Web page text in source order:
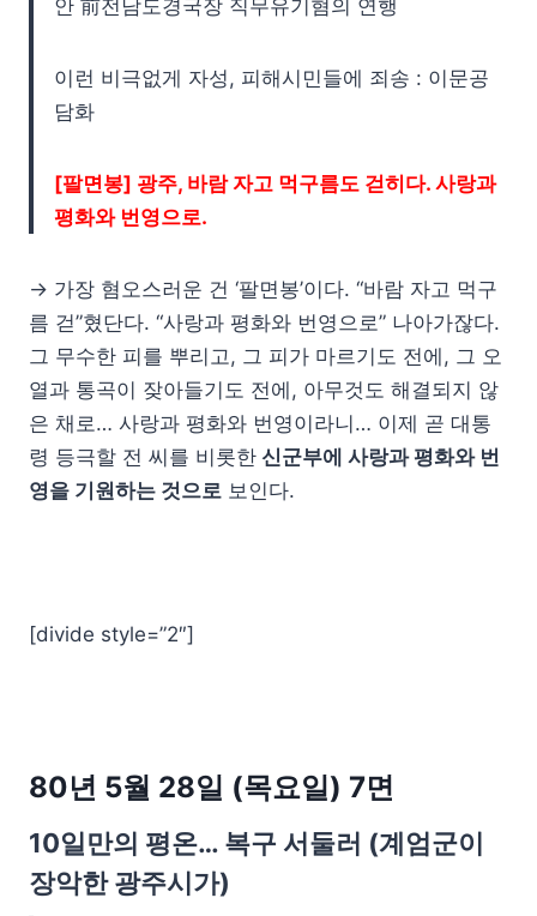
안 前전남도경국장 직무유기혐의 연행
이런 비극없게 자성, 피해시민들에 죄송 : 이문공
담화
[팔면봉] 광주, 바람 자고 먹구름도 걷히다. 사랑과
평화와 번영으로.
→ 가장 혐오스러운 건 ‘팔면봉’이다. “바람 자고 먹구
름 걷”혔단다. “사랑과 평화와 번영으로” 나아가잖다.
그 무수한 피를 뿌리고, 그 피가 마르기도 전에, 그 오
열과 통곡이 잦아들기도 전에, 아무것도 해결되지 않
은 채로… 사랑과 평화와 번영이라니… 이제 곧 대통
령 등극할 전 씨를 비롯한 신군부에 사랑과 평화와 번
영을 기원하는 것으로 보인다.
[divide style=”2″]
80년 5월 28일 (목요일) 7면
10일만의 평온… 복구 서둘러 (계엄군이
장악한 광주시가)